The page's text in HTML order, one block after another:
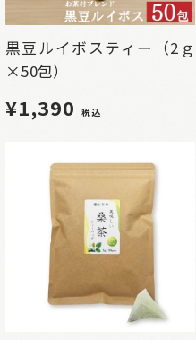
黒豆ルイボスティー（2ｇ
×50包）
¥1,390 税込